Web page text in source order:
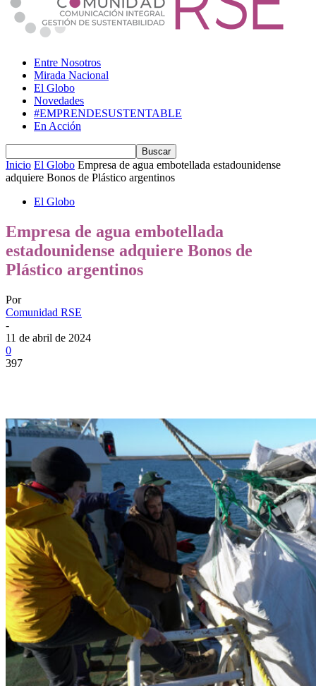
Entre Nosotros
Mirada Nacional
El Globo
Novedades
#EMPRENDESUSTENTABLE
En Acción
Inicio El Globo Empresa de agua embotellada estadounidense
adquiere Bonos de Plástico argentinos
El Globo
Empresa de agua embotellada
estadounidense adquiere Bonos de
Plástico argentinos
Por
Comunidad RSE
-
11 de abril de 2024
0
397